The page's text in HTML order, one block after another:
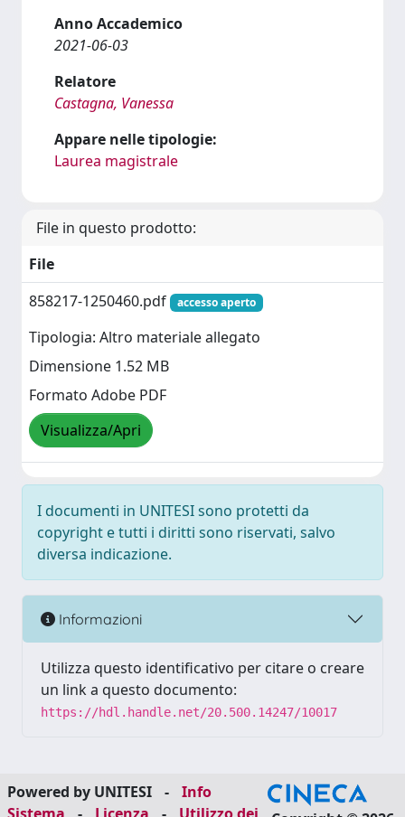
Anno Accademico
2021-06-03
Relatore
Castagna, Vanessa
Appare nelle tipologie:
Laurea magistrale
File in questo prodotto:
File
858217-1250460.pdf
accesso aperto
Tipologia: Altro materiale allegato
Dimensione 1.52 MB
Formato Adobe PDF
Visualizza/Apri
I documenti in UNITESI sono protetti da
copyright e tutti i diritti sono riservati, salvo
diversa indicazione.
Informazioni
Utilizza questo identificativo per citare o creare
un link a questo documento:
https://hdl.handle.net/20.500.14247/10017
Powered by UNITESI -
Info